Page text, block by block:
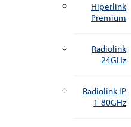
Hiperlink
Premium
Radiolink
24GHz
Radiolink IP
1-80GHz